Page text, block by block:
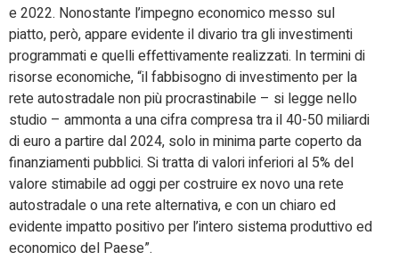
e 2022. Nonostante l’impegno economico messo sul
piatto, però, appare evidente il divario tra gli investimenti
programmati e quelli effettivamente realizzati. In termini di
risorse economiche, “il fabbisogno di investimento per la
rete autostradale non più procrastinabile – si legge nello
studio – ammonta a una cifra compresa tra il 40-50 miliardi
di euro a partire dal 2024, solo in minima parte coperto da
finanziamenti pubblici. Si tratta di valori inferiori al 5% del
valore stimabile ad oggi per costruire ex novo una rete
autostradale o una rete alternativa, e con un chiaro ed
evidente impatto positivo per l’intero sistema produttivo ed
economico del Paese”.